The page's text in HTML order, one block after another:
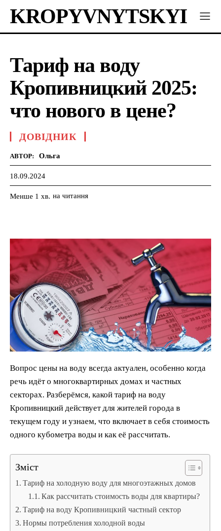
KROPYVNYTSKYI
Тариф на воду
Кропивницкий 2025:
что нового в цене?
ДОВІДНИК
АВТОР: Ольга
18.09.2024
Менше 1 хв. на читання
Вопрос цены на воду всегда актуален, особенно когда
речь идёт о многоквартирных домах и частных
секторах. Разберёмся, какой тариф на воду
Кропивницкий действует для жителей города в
текущем году и узнаем, что включает в себя стоимость
одного кубометра воды и как её рассчитать.
Зміст
Тариф на холодную воду для многоэтажных домов
Как рассчитать стоимость воды для квартиры?
Тариф на воду Кропивницкий частный сектор
Нормы потребления холодной воды